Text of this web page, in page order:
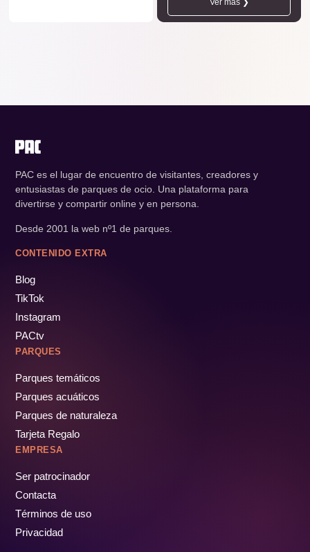
Ver más ❯
PAC es el lugar de encuentro de visitantes, creadores y
entusiastas de parques de ocio. Una plataforma para
divertirse y compartir online y en persona.
Desde 2001 la web nº1 de parques.
CONTENIDO EXTRA
Blog
TikTok
Instagram
PACtv
PARQUES
Parques temáticos
Parques acuáticos
Parques de naturaleza
Tarjeta Regalo
EMPRESA
Ser patrocinador
Contacta
Términos de uso
Privacidad